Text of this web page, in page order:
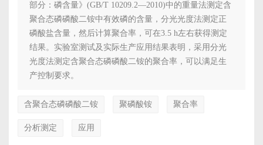
部分：磷含量》(GB/T 10209.2—2010)中的重量法测定含
聚合态磷磷酸二铵中有效磷的含量，分光光度法测定正
磷酸盐含量，然后计算聚合率，可在3.5 h左右获得测定
结果。实验室测试及实际生产应用结果表明，采用分光
光度法测定含聚合态磷磷酸二铵的聚合率，可以满足生
产控制要求。
含聚合态磷磷酸二铵 聚磷酸铵 聚合率
分析测定 应用